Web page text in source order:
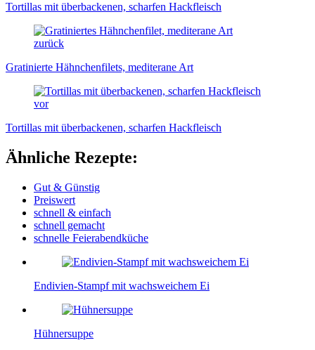
Tortillas mit überbackenen, scharfen Hackfleisch
zurück
Gratinierte Hähnchenfilets, mediterane Art
vor
Tortillas mit überbackenen, scharfen Hackfleisch
Ähnliche Rezepte:
Gut & Günstig
Preiswert
schnell & einfach
schnell gemacht
schnelle Feierabendküche
Endivien-Stampf mit wachsweichem Ei
Hühnersuppe